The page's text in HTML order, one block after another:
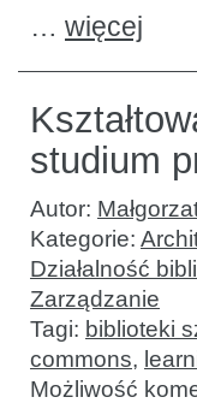
… więcej
studium
Autor:
Kategorie:
Działalność
Zarządzanie
Tagi: biblioteki
commons,
Możliwość